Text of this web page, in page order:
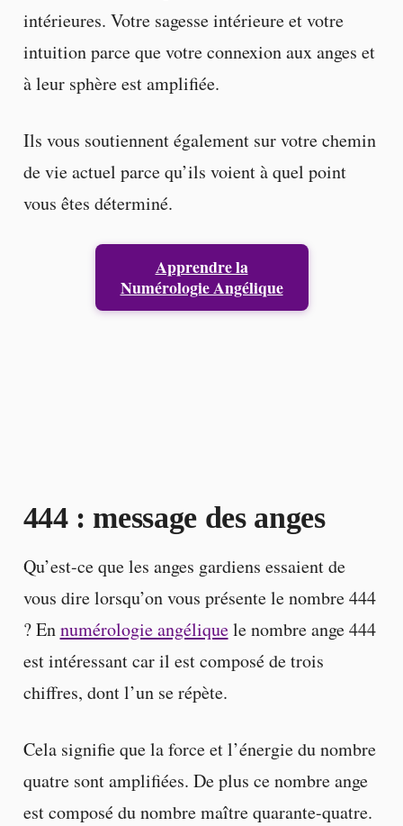
intérieures. Votre sagesse intérieure et votre
intuition parce que votre connexion aux anges et
à leur sphère est amplifiée.
Ils vous soutiennent également sur votre chemin
de vie actuel parce qu’ils voient à quel point
vous êtes déterminé.
Apprendre la
Numérologie Angélique
444 : message des anges
Qu’est-ce que les anges gardiens essaient de
vous dire lorsqu’on vous présente le nombre 444
? Ennumérologie angéliquele nombre ange 444
est intéressant car il est composé de trois
chiffres, dont l’un se répète.
Cela signifie que la force et l’énergie du nombre
quatre sont amplifiées. De plus ce nombre ange
est composé du nombre maître quarante-quatre.